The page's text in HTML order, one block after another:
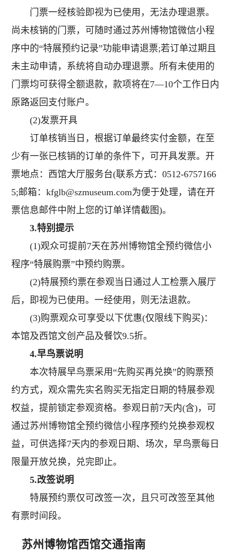
门票一经核验即视为已使用，无法办理退票。
尚未核销的门票，可随时通过苏州博物馆微信小程
序中的“特展预约记录”功能申请退票;若订单过期且
未主动申请，系统将自动办理退票。所有未使用的
门票均可获得全额退款，款项将在7—10个工作日内
原路返回支付账户。
(2)发票开具
订单核销当日，根据订单最终实付金额，在至
少有一张已核销的订单的条件下，可开具发票。开
票地点：西馆大厅服务台(联系方式：0512-6757166
5;邮箱：kfglb@szmuseum.com为便于处理，请在开
票信息邮件中附上您的订单详情截图)。
3.特别提示
(1)观众可提前7天在苏州博物馆全预约微信小
程序“特展购票”中预约购票。
(2)特展预约票在参观当日通过人工检票入展厅
后，即视为已使用。一经使用，则无法退款。
(3)购票观众可享受以下优惠(仅限线下购买)：
本馆及西馆文创产品及餐饮9.5折。
4.早鸟票说明
本次特展早鸟票采用“先购买再兑换”的购票预
约方式，观众需先实名购买无指定日期的特展参观
权益，提前锁定参观资格。参观日前7天内(含)，可
通过苏州博物馆全预约微信小程序预约兑换参观权
益，可供选择7天内的参观日期、场次，早鸟票每日
限量开放兑换，兑完即止。
5.改签说明
特展预约票仅可改签一次，且只可改签至其他
有票时间段。
苏州博物馆西馆交通指南